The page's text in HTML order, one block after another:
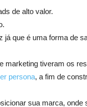
de alto valor.
que é uma forma de
marketing tiveram os
persona, a fim de
sua marca, onde